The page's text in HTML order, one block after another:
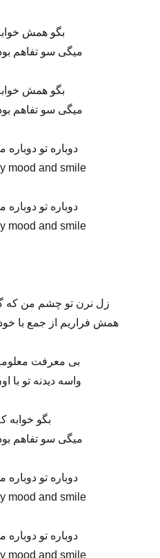
بگو همش
میگی سو تفاهم
بگو همش
میگی سو تفاهم
دوباره تو دوباره
mood and smile
دوباره تو دوباره
mood and smile
زل نرن تو چشم من که
همش فراریم از جمع با
بی معرفت
واسه دیدنه تو با
بگو خوابه
میگی سو تفاهم
دوباره تو دوباره
mood and smile
دوباره تو دوباره
mood and smile